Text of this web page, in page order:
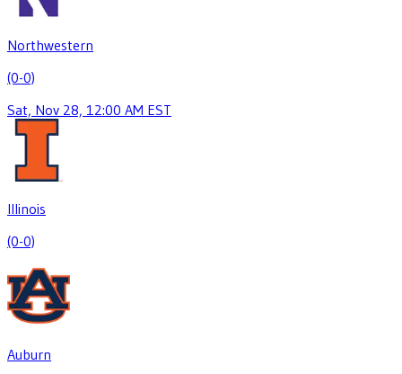
Northwestern
(0-0)
Sat, Nov 28, 12:00 AM EST
Illinois
(0-0)
Auburn